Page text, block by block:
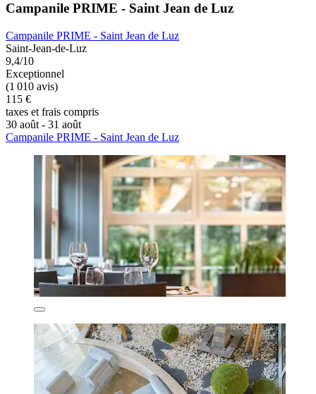
Campanile PRIME - Saint Jean de Luz
Campanile PRIME - Saint Jean de Luz
Saint-Jean-de-Luz
9,4/10
Exceptionnel
(1 010 avis)
115 €
taxes et frais compris
30 août - 31 août
Campanile PRIME - Saint Jean de Luz